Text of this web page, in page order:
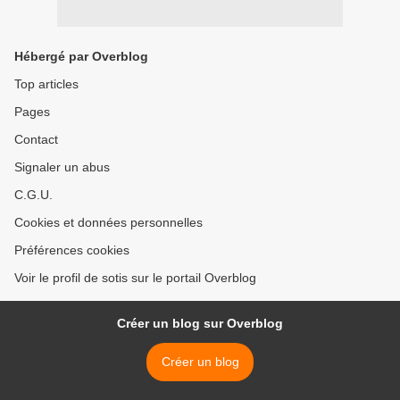
Hébergé par Overblog
Top articles
Pages
Contact
Signaler un abus
C.G.U.
Cookies et données personnelles
Préférences cookies
Voir le profil de sotis sur le portail Overblog
Créer un blog sur Overblog
Créer un blog